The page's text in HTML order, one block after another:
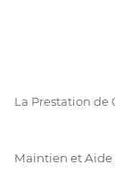
La Prestation
Maintien et